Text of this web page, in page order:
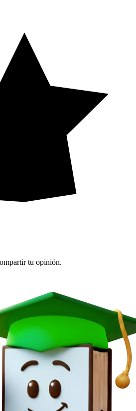
tu opinión.